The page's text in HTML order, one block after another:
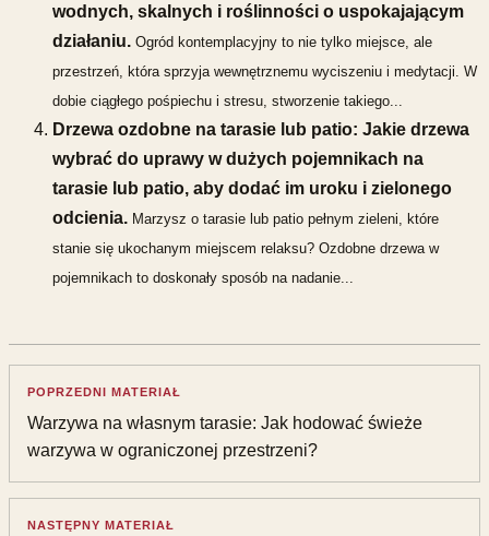
wodnych, skalnych i roślinności o uspokajającym
działaniu. Ogród kontemplacyjny to nie tylko miejsce, ale
przestrzeń, która sprzyja wewnętrznemu wyciszeniu i medytacji. W
dobie ciągłego pośpiechu i stresu, stworzenie takiego...
Drzewa ozdobne na tarasie lub patio: Jakie drzewa
wybrać do uprawy w dużych pojemnikach na
tarasie lub patio, aby dodać im uroku i zielonego
odcienia. Marzysz o tarasie lub patio pełnym zieleni, które
stanie się ukochanym miejscem relaksu? Ozdobne drzewa w
pojemnikach to doskonały sposób na nadanie...
POPRZEDNI MATERIAŁ
Warzywa na własnym tarasie: Jak hodować świeże
warzywa w ograniczonej przestrzeni?
NASTĘPNY MATERIAŁ